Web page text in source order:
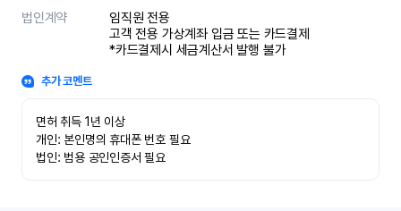
법인계약
임직원 전용
고객 전용 가상계좌 입금 또는 카드결제
*카드결제시 세금계산서 발행 불가
추가 코멘트
면허 취득 1년 이상
개인: 본인명의 휴대폰 번호 필요
법인: 범용 공인인증서 필요